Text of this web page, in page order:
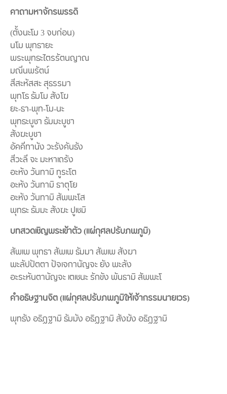
คาถามหาจักรพรรดิ
(ตั้งนะโม 3 จบก่อน)
นโม พุทธายะ
พระพุทธะไตรรัตนญาณ
มณีนพรัตน์
สีสะหัสสะ สุธรรมา
พุทโธ ธัมโม สังโฆ
ยะ-ธา-พุท-โม-นะ
พุทธะบูชา ธัมมะบูชา
สังฆะบูชา
อัคคีทานัง วะรังคันธัง
สีวะลี จะ มะหาเถรัง
อะหัง วันทามิ ทูระโต
อะหัง วันทามิ ธาตุโย
อะหัง วันทามิ สัพพะโส
พุทธะ ธัมมะ สังฆะ ปูเชมิ
บทสวดเชิญพระเข้าตัว (แผ่กุศลปรับภพภูมิ)
สัพเพ พุทธา สัพเพ ธัมมา สัพเพ สังฆา
พะลัปปัตตา ปัจเจกานัญจะ ยัง พะลัง
อะระหันตานัญจะ เตเชนะ รักขัง พันธามิ สัพพะโ
คำอธิษฐานจิต (แผ่กุศลปรับภพภูมิให้เจ้ากรรมนายเวร)
พุทธัง อธิฏฐามิ ธัมมัง อธิฏฐามิ สังฆัง อธิฏฐามิ